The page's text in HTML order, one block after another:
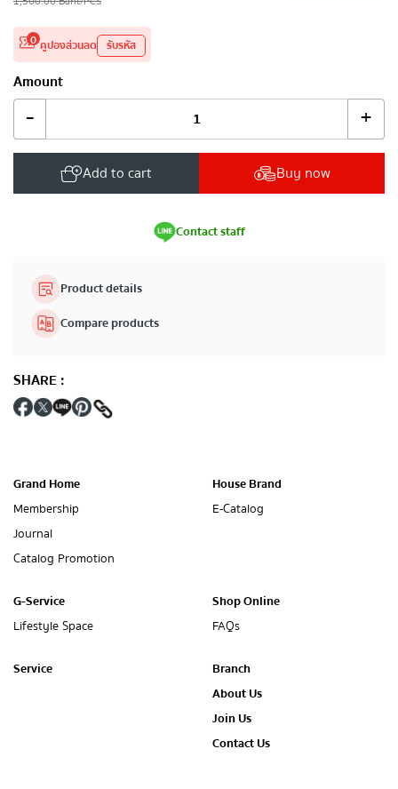
0 คูปองส่วนลด รับรหัส
Amount
- +
Add to cart Buy now
Contact staff
Product details
Compare products
SHARE:
Grand Home
Membership
Journal
Catalog Promotion
House Brand
E-Catalog
G-Service
Lifestyle Space
Shop Online
FAQs
Service
Branch
About Us
Join Us
Contact Us